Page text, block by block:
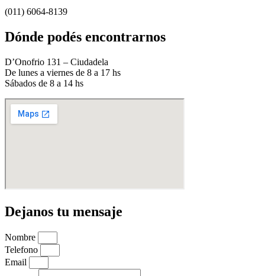
(011) 6064-8139
Dónde podés encontrarnos
D’Onofrio 131 – Ciudadela
De lunes a viernes de 8 a 17 hs
Sábados de 8 a 14 hs
Dejanos tu mensaje
Nombre
Telefono
Email